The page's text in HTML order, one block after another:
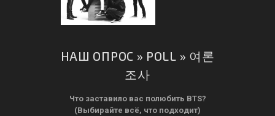
НАШ ОПРОС » POLL » 여론
조사
Что заставило вас полюбить BTS?
(Выбирайте всё, что подходит)